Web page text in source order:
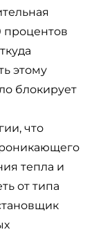
процентов
этому
блокирует
что
тепла и
от типа